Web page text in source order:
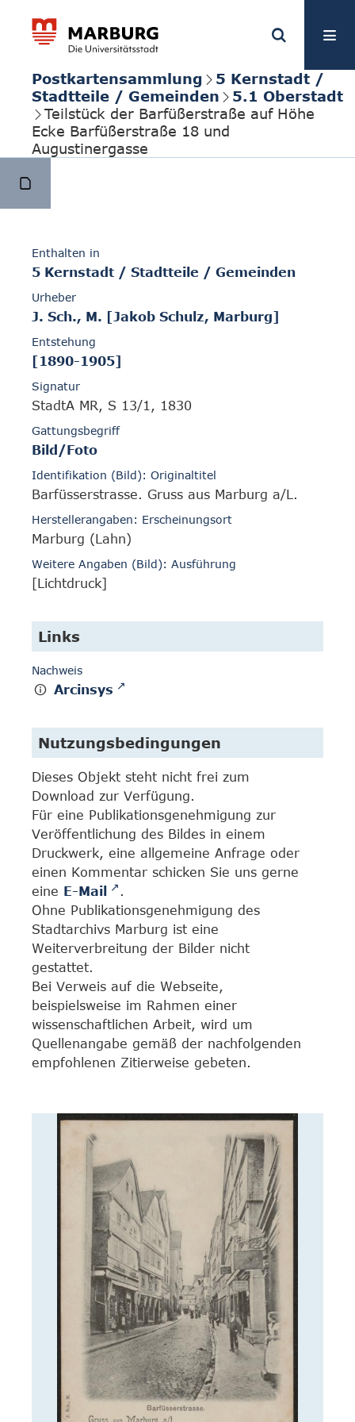
Postkartensammlung
5 Kernstadt /
Stadtteile / Gemeinden
5.1 Oberstadt
Teilstück der Barfüßerstraße auf Höhe
Ecke Barfüßerstraße 18 und
Augustinergasse
Enthalten in
5 Kernstadt / Stadtteile / Gemeinden
Urheber
J. Sch., M. [Jakob Schulz, Marburg]
Entstehung
[1890-1905]
Signatur
StadtA MR, S 13/1, 1830
Gattungsbegriff
Bild/Foto
Identifikation (Bild): Originaltitel
Barfüsserstrasse. Gruss aus Marburg a/L.
Herstellerangaben: Erscheinungsort
Marburg (Lahn)
Weitere Angaben (Bild): Ausführung
[Lichtdruck]
Links
Nachweis
Arcinsys
Nutzungsbedingungen
Dieses Objekt steht nicht frei zum
Download zur Verfügung.
Für eine Publikationsgenehmigung zur
Veröffentlichung des Bildes in einem
Druckwerk, eine allgemeine Anfrage oder
einen Kommentar schicken Sie uns gerne
eine E-Mail
.
Ohne Publikationsgenehmigung des
Stadtarchivs Marburg ist eine
Weiterverbreitung der Bilder nicht
gestattet.
Bei Verweis auf die Webseite,
beispielsweise im Rahmen einer
wissenschaftlichen Arbeit, wird um
Quellenangabe gemäß der nachfolgenden
empfohlenen Zitierweise gebeten.